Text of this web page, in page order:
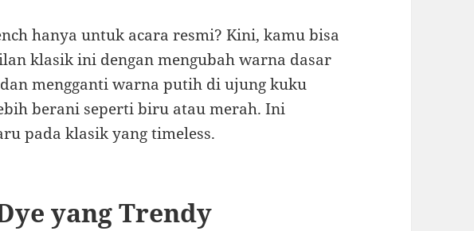
hanya untuk acara resmi? Kini, kamu bisa
klasik ini dengan mengubah warna dasar
mengganti warna putih di ujung kuku
berani seperti biru atau merah. Ini
pada klasik yang timeless.
yang Trendy